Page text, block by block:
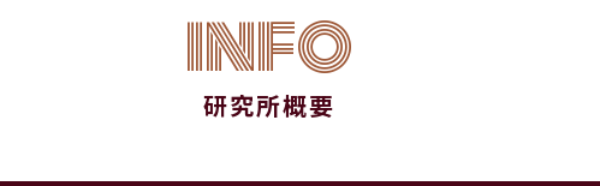
INFO
研究所概要